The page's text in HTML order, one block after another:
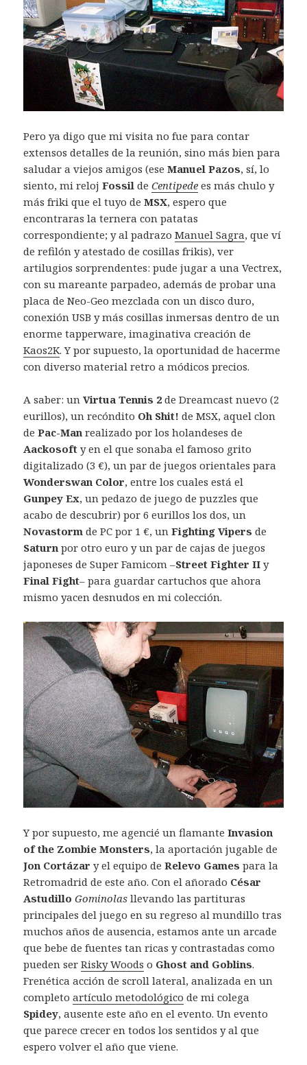
Pero ya digo que mi visita no fue para contar
extensos detalles de la reunión, sino más bien para
saludar a viejos amigos (eseManuel Pazos, sí, lo
siento, mi relojFossil deCentipede es más chulo y
más friki que el tuyo deMSX, espero que
encontraras la ternera con patatas
correspondiente; y al padrazoManuel Sagra, que ví
de refilón y atestado de cosillas frikis), ver
artilugios sorprendentes: pude jugar a una Vectrex,
con su mareante parpadeo, además de probar una
placa de Neo-Geo mezclada con un disco duro,
conexión USB y más cosillas inmersas dentro de un
enorme tapperware, imaginativa creación de
Kaos2K. Y por supuesto, la oportunidad de hacerme
con diverso material retro a módicos precios.
A saber: unVirtua Tennis 2 de Dreamcast nuevo (2
eurillos), un recóndito Oh Shit!de MSX, aquel clon
de Pac-Man realizado por los holandeses de
Aackosoft y en el que sonaba el famoso grito
digitalizado (3 €), un par de juegos orientales para
Wonderswan Color, entre los cuales está el
Gunpey Ex, un pedazo de juego de puzzles que
acabo de descubrir) por 6 eurillos los dos, un
Novastorm de PC por 1 €, unFighting Vipers de
Saturn por otro euro y un par de cajas de juegos
japoneses de Super Famicom –Street Fighter II y
Final Fight– para guardar cartuchos que ahora
mismo yacen desnudos en mi colección.
Y por supuesto, me agencié un flamanteInvasion
of the Zombie Monsters, la aportación jugable de
Jon Cortázar y el equipo deRelevo Games para la
Retromadrid de este año. Con el añorado César
Astudillo Gominolas llevando las partituras
principales del juego en su regreso al mundillo tras
muchos años de ausencia, estamos ante un arcade
que bebe de fuentes tan ricas y contrastadas como
pueden serRisky Woods o Ghost and Goblins.
Frenética acción de scroll lateral, analizada en un
completoartículo metodológico de mi colega
Spidey, ausente este año en el evento. Un evento
que parece crecer en todos los sentidos y al que
espero volver el año que viene.